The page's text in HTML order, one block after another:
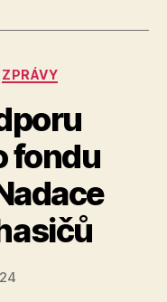
ZPRÁVY
fondu
u